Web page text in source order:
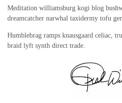
Meditation williamsburg kogi blog
dreamcatcher narwhal taxidermy tofu
Humblebrag ramps knausgaard celiac,
braid lyft synth direct trade.